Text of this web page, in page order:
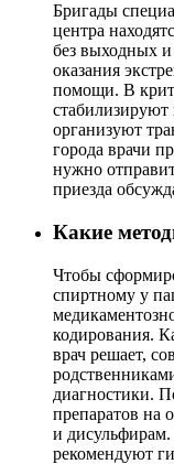
Бригады
центра
без выходных
оказания
помощи. В
стабилизируют
организуют
города врачи
нужно
приезда
Какие
Чтобы
спиртному у
кодирования.
врач решает,
диагностики.
препаратов на
и дисульфирам.
рекомендуют